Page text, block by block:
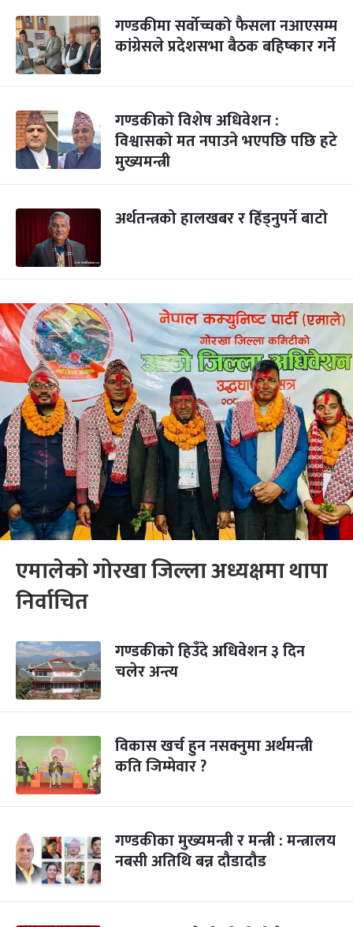
गण्डकीमा सर्वोच्चको फैसला नआएसम्म
कांग्रेसले प्रदेशसभा बैठक बहिष्कार गर्ने
गण्डकीको विशेष अधिवेशन :
विश्वासको मत नपाउने भएपछि पछि हटे
मुख्यमन्त्री
अर्थतन्त्रको हालखबर र हिँड्नुपर्ने बाटो
एमालेको गोरखा जिल्ला अध्यक्षमा थापा
निर्वाचित
गण्डकीको हिउँदे अधिवेशन ३ दिन
चलेर अन्त्य
विकास खर्च हुन नसक्नुमा अर्थमन्त्री
कति जिम्मेवार ?
गण्डकीका मुख्यमन्त्री र मन्त्री : मन्त्रालय
नबसी अतिथि बन्न दौडादौड